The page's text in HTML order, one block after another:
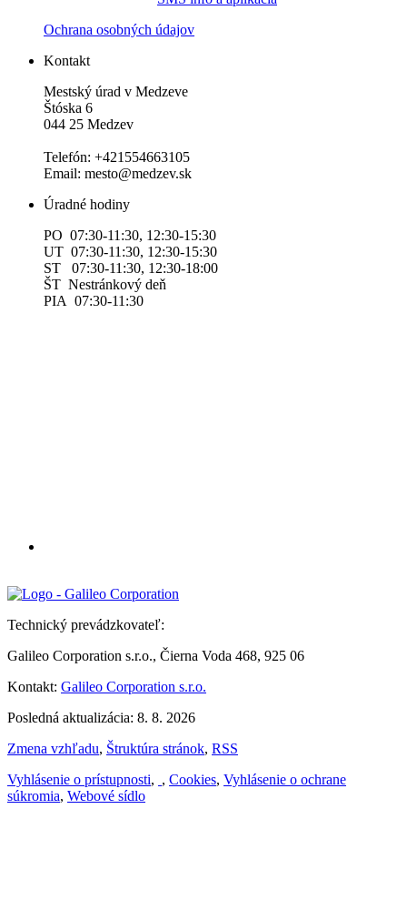
Ochrana osobných údajov
Kontakt
Mestský úrad v Medzeve
Štóska 6
044 25 Medzev
Telefón: +421554663105
Email: mesto@medzev.sk
Úradné hodiny
PO 07:30-11:30, 12:30-15:30
UT 07:30-11:30, 12:30-15:30
ST 07:30-11:30, 12:30-18:00
ŠT Nestránkový deň
PIA 07:30-11:30
Technický prevádzkovateľ:
Galileo Corporation s.r.o., Čierna Voda 468, 925 06
Kontakt: Galileo Corporation s.r.o.
Posledná aktualizácia: 8. 8. 2026
Zmena vzhľadu, Štruktúra stránok, RSS
Vyhlásenie o prístupnosti, , Cookies, Vyhlásenie o ochrane
súkromia, Webové sídlo